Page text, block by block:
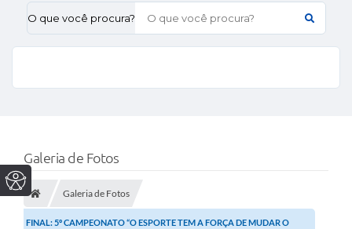
O que você procura?
Galeria de Fotos
Galeria de Fotos
FINAL: 5º CAMPEONATO “O ESPORTE TEM A FORÇA DE MUDAR O